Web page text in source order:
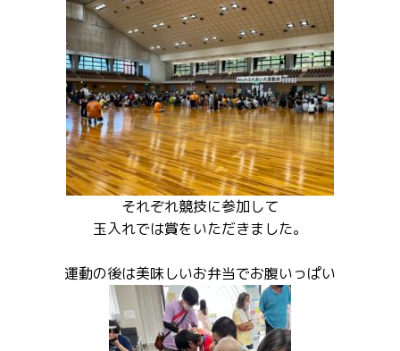
それぞれ競技に参加して
玉入れでは賞をいただきました。
運動の後は美味しいお弁当でお腹いっぱい